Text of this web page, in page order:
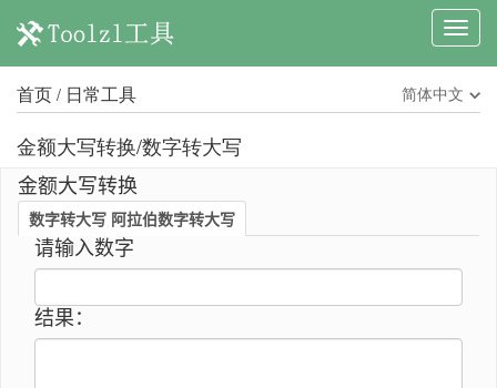
首页 / 日常工具 简体中文
金额大写转换/数字转大写